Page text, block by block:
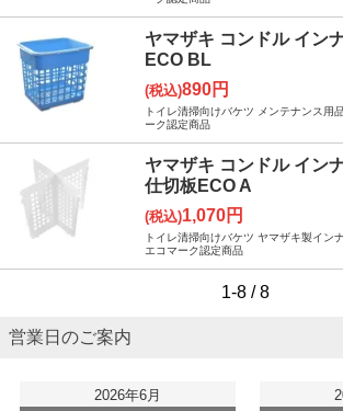
ヤマザキ コンドル イン
ECO BL
(税込)890円
トイレ清掃向けバケツ メンテナンス用
ーク認定商品
ヤマザキ コンドル イン
仕切板ECO A
(税込)1,070円
トイレ清掃向けバケツ ヤマザキ製イン
エコマーク認定商品
1-8 / 8
営業日のご案内
2026年6月